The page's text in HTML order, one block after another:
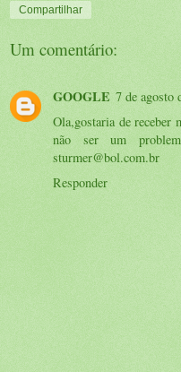
Compartilhar
Um comentário:
GOOGLE 7 de agosto
Ola,gostaria de receber
não ser um
sturmer@bol.com.br
Responder